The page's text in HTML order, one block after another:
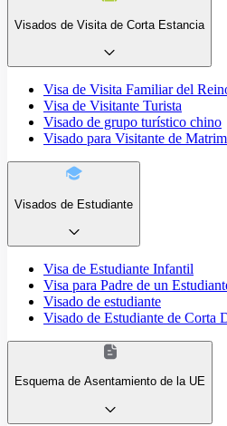
Visados de Visita de Corta Estancia
Visa de Visita Familiar del
Visa de Visitante Turista
Visado de grupo turístico chino
Visado para Visitante de
Visados de Estudiante
Visa de Estudiante Infantil
Visa para Padre de un
Visado de estudiante
Visado de Estudiante de Corta
Esquema de Asentamiento de la UE